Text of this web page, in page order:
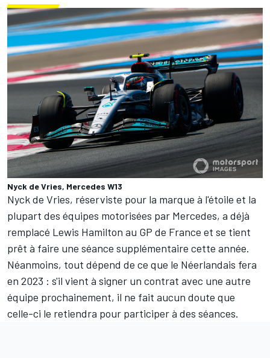
Nyck de Vries, Mercedes W13
Nyck de Vries, réserviste pour la marque à l'étoile et la
plupart des équipes motorisées par Mercedes, a déjà
remplacé Lewis Hamilton au GP de France et se tient
prêt à faire une séance supplémentaire cette année.
Néanmoins, tout dépend de ce que le Néerlandais fera
en 2023 : s'il vient à signer un contrat avec une autre
équipe prochainement, il ne fait aucun doute que
celle-ci le retiendra pour participer à des séances.